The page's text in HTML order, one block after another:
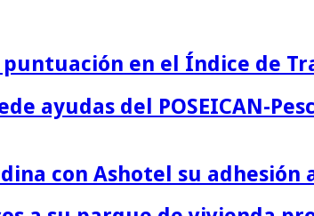
en el Índice de
ayudas del POSEICAN-
con Ashotel su adhesión